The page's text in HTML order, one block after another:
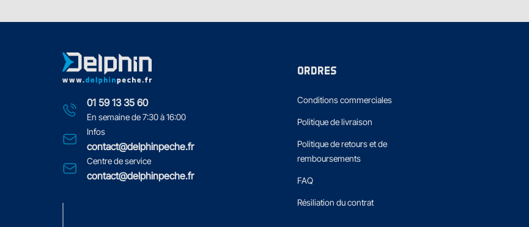
01 59 13 35 60
En semaine de 7:30 à 16:00
Infos
contact@delphinpeche.fr
Centre de service
contact@delphinpeche.fr
ORDRES
Conditions commerciales
Politique de livraison
Politique de retours et de
remboursements
FAQ
Résiliation du contrat